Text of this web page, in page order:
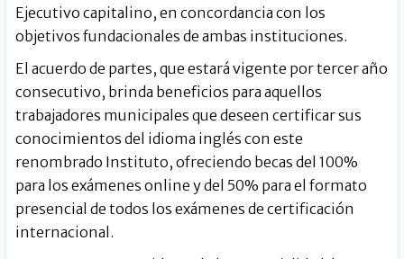
Ejecutivo capitalino, en concordancia con los
objetivos fundacionales de ambas instituciones.
El acuerdo de partes, que estará vigente por tercer año
consecutivo, brinda beneficios para aquellos
trabajadores municipales que deseen certificar sus
conocimientos del idioma inglés con este
renombrado Instituto, ofreciendo becas del 100%
para los exámenes online y del 50% para el formato
presencial de todos los exámenes de certificación
internacional.